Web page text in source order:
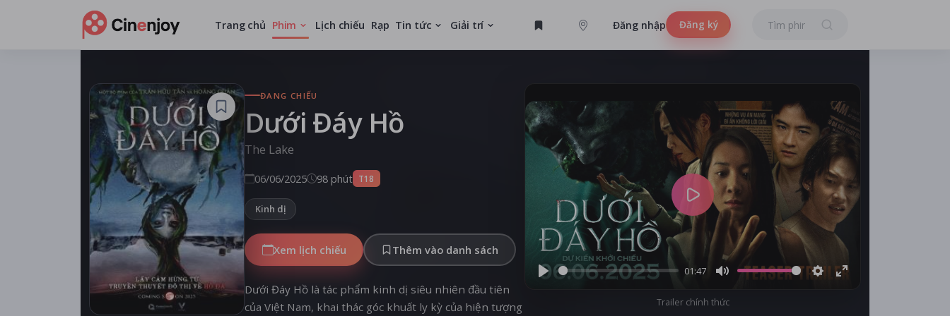
Trang chủ Phim Lịch chiếu Rạp Tin tức Giải trí
MỚI
Đăng nhập Đăng ký
ĐANG CHIẾU
Dưới Đáy Hồ
The Lake
06/06/2025 98 phút T18
Kinh dị
Xem lịch chiếu Thêm vào danh sách
Dưới Đáy Hồ là tác phẩm kinh dị siêu nhiên đầu tiên
của Việt Nam, khai thác góc khuất ly kỳ của hiện tượng
01:47
Play
Trailer chính thức